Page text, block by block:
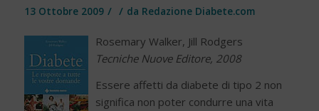
13 Ottobre 2009 / / da Redazione Diabete.com
Rosemary Walker, Jill Rodgers
Tecniche Nuove Editore, 2008
Essere affetti da diabete di tipo 2 non
significa non poter condurre una vita